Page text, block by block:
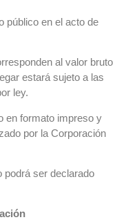
público en el acto de
al valor bruto
estará sujeto a las
ley.
en formato impreso y
por la Corporación
podrá ser declarado